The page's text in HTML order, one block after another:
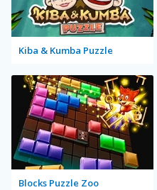
Kiba & Kumba Puzzle
Blocks Puzzle Zoo